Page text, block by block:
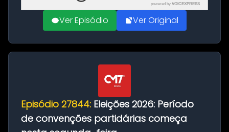
powered by VOICEXPRESS
Ver Episódio Ver Original
Episódio 27844: Eleições 2026: Período
de convenções partidárias começa